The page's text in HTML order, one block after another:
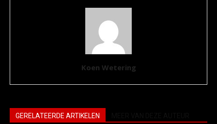
Koen Wetering
GERELATEERDE ARTIKELEN